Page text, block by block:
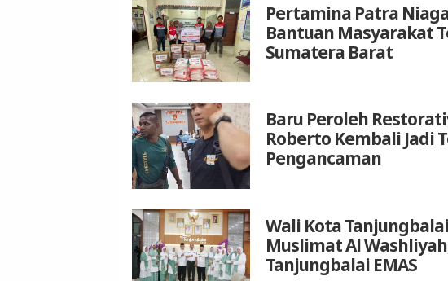
Pertamina Patra
Bantuan Masyarakat
Sumatera Barat
Baru Peroleh
Roberto Kembali Jadi
Pengancaman
Wali Kota
Muslimat Al
Tanjungbalai EMAS